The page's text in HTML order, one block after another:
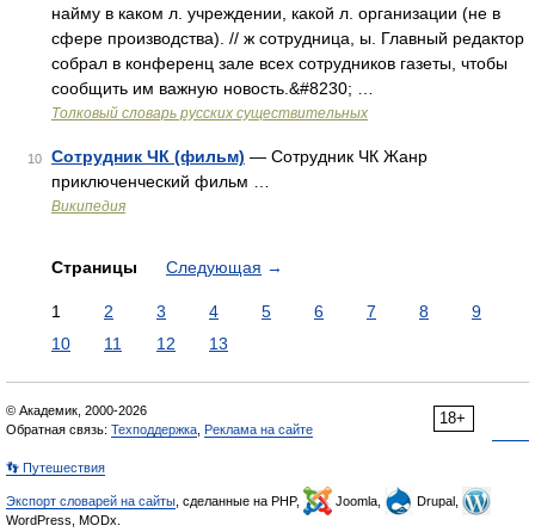
найму в каком л. учреждении, какой л. организации (не в
сфере производства). // ж сотрудница, ы. Главный редактор
собрал в конференц зале всех сотрудников газеты, чтобы
сообщить им важную новость.&#8230; …
Толковый словарь русских существительных
10 Сотрудник ЧК (фильм) — Сотрудник ЧК Жанр
приключенческий фильм …
Википедия
Страницы Следующая →
1 2 3 4 5 6 7 8
9
10
11 12 13
18+
© Академик, 2000-2026
Обратная связь: Техподдержка Реклама на сайте
👣 Путешествия
Экспорт словарей на сайты , сделанные на PHP, Joomla,
Drupal,
WordPress, MODx.